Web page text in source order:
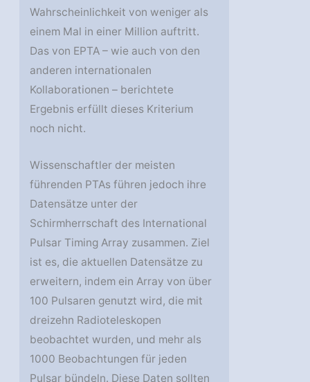
Wahrscheinlichkeit von weniger als
einem Mal in einer Million auftritt.
Das von EPTA – wie auch von den
anderen internationalen
Kollaborationen – berichtete
Ergebnis erfüllt dieses Kriterium
noch nicht.
Wissenschaftler der meisten
führenden PTAs führen jedoch ihre
Datensätze unter der
Schirmherrschaft des International
Pulsar Timing Array zusammen. Ziel
ist es, die aktuellen Datensätze zu
erweitern, indem ein Array von über
100 Pulsaren genutzt wird, die mit
dreizehn Radioteleskopen
beobachtet wurden, und mehr als
1000 Beobachtungen für jeden
Pulsar bündeln. Diese Daten sollten